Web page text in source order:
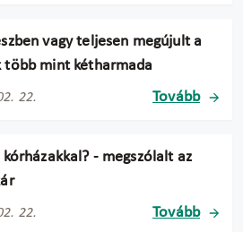
vagy teljesen megújult a
több mint kétharmada
22. Tovább
kórházakkal? - megszólalt az
22. Tovább